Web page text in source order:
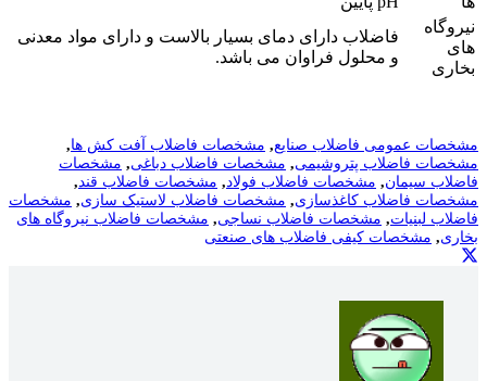
نیروگاه
های
بخاری
فاضلاب دارای دمای بسیار بالاست و دارای مواد معدنی
و محلول فراوان می باشد.
مشخصات عمومی فاضلاب صنایع, مشخصات فاضلاب آفت کش ها,
مشخصات فاضلاب پتروشیمی, مشخصات فاضلاب دباغی, مشخصات
فاضلاب سیمان, مشخصات فاضلاب فولاد, مشخصات فاضلاب قند,
مشخصات فاضلاب کاغذسازی, مشخصات فاضلاب لاستیک سازی, مشخصات
فاضلاب لبنیات, مشخصات فاضلاب نساجی, مشخصات فاضلاب نیروگاه های
بخاری, مشخصات کیفی فاضلاب های صنعتی